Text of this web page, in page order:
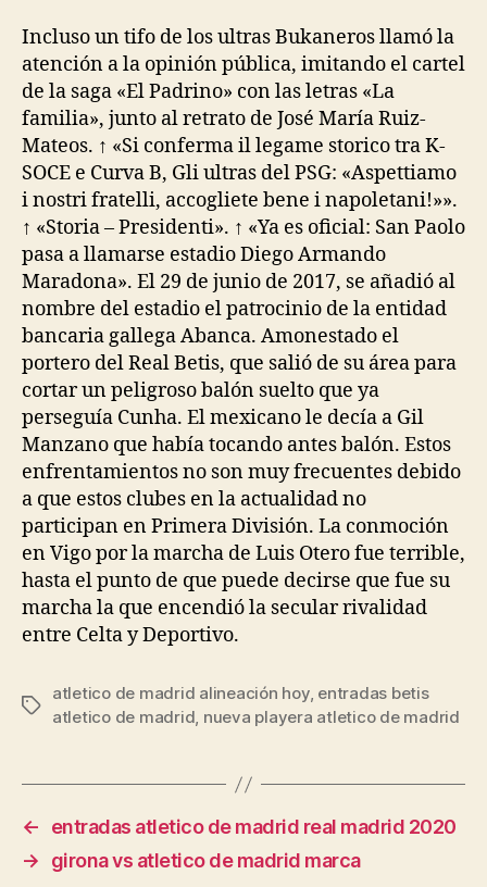
Incluso un tifo de los ultras Bukaneros llamó la
atención a la opinión pública, imitando el cartel
de la saga «El Padrino» con las letras «La
familia», junto al retrato de José María Ruiz-
Mateos. ↑ «Si conferma il legame storico tra K-
SOCE e Curva B, Gli ultras del PSG: «Aspettiamo
i nostri fratelli, accogliete bene i napoletani!»».
↑ «Storia – Presidenti». ↑ «Ya es oficial: San Paolo
pasa a llamarse estadio Diego Armando
Maradona». El 29 de junio de 2017, se añadió al
nombre del estadio el patrocinio de la entidad
bancaria gallega Abanca. Amonestado el
portero del Real Betis, que salió de su área para
cortar un peligroso balón suelto que ya
perseguía Cunha. El mexicano le decía a Gil
Manzano que había tocando antes balón. Estos
enfrentamientos no son muy frecuentes debido
a que estos clubes en la actualidad no
participan en Primera División. La conmoción
en Vigo por la marcha de Luis Otero fue terrible,
hasta el punto de que puede decirse que fue su
marcha la que encendió la secular rivalidad
entre Celta y Deportivo.
Etiquetas
atletico de madrid alineación hoy, entradas betis
atletico de madrid, nueva playera atletico de madrid
←
entradas atletico de madrid real madrid 2020
→
girona vs atletico de madrid marca